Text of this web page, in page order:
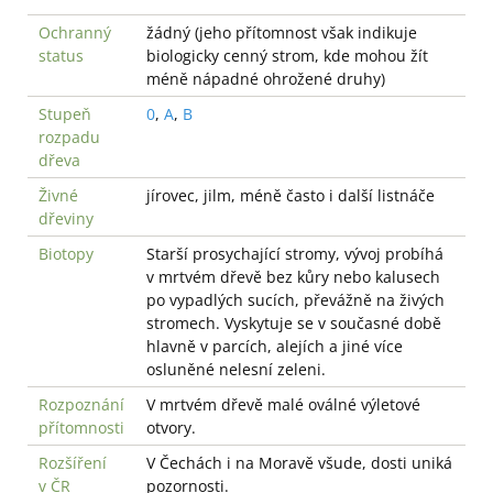
Ochranný
status
žádný (jeho přítomnost však indikuje
biologicky cenný strom, kde mohou žít
méně nápadné ohrožené druhy)
Stupeň
rozpadu
dřeva
0, A, B
Živné
dřeviny
jírovec, jilm, méně často i další listnáče
Biotopy
Starší prosychající stromy, vývoj probíhá
v mrtvém dřevě bez kůry nebo kalusech
po vypadlých sucích, převážně na živých
stromech. Vyskytuje se v současné době
hlavně v parcích, alejích a jiné více
osluněné nelesní zeleni.
Rozpoznání
přítomnosti
V mrtvém dřevě malé oválné výletové
otvory.
Rozšíření
v ČR
V Čechách i na Moravě všude, dosti uniká
pozornosti.